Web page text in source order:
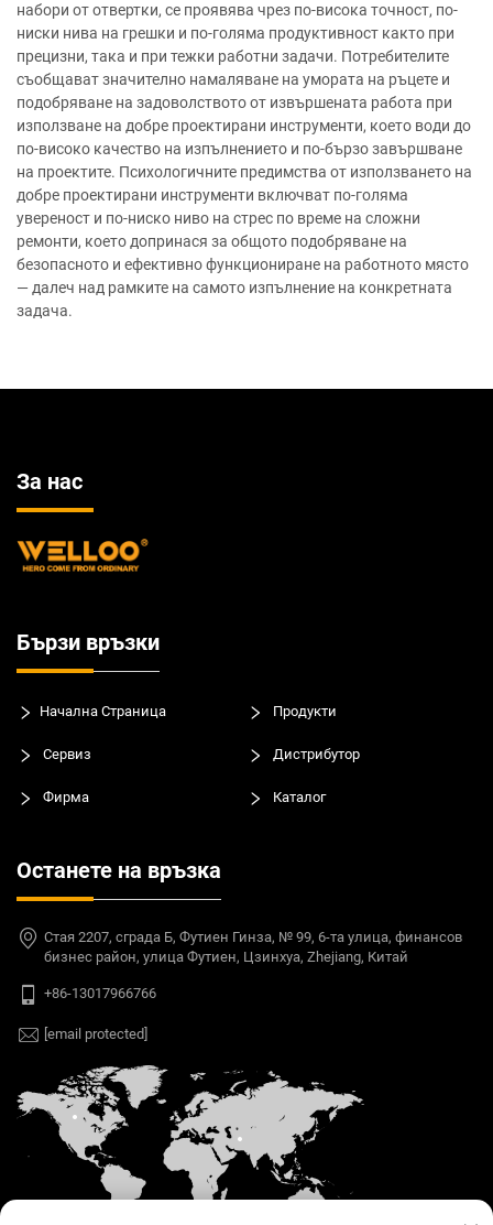
набори от отвертки, се проявява чрез по-висока точност, по-
ниски нива на грешки и по-голяма продуктивност както при
прецизни, така и при тежки работни задачи. Потребителите
съобщават значително намаляване на умората на ръцете и
подобряване на задоволството от извършената работа при
използване на добре проектирани инструменти, което води до
по-високо качество на изпълнението и по-бързо завършване
на проектите. Психологичните предимства от използването на
добре проектирани инструменти включват по-голяма
увереност и по-ниско ниво на стрес по време на сложни
ремонти, което допринася за общото подобряване на
безопасното и ефективно функциониране на работното място
— далеч над рамките на самото изпълнение на конкретната
задача.
За нас
Бързи връзки
Начална Страница Продукти
Сервиз Дистрибутор
Фирма Каталог
Останете на връзка
Стая 2207, сграда Б, Футиен Гинза, № 99, 6-та улица, финансов
бизнес район, улица Футиен, Цзинхуа, Zhejiang, Китай
+86-13017966766
[email protected]